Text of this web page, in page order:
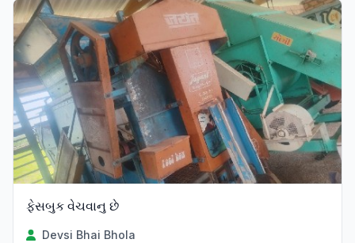
ફેસબુક વેચવાનુ છે
Devsi Bhai Bhola